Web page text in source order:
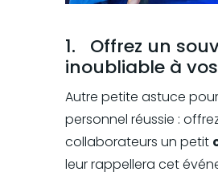
1. Offrez un
inoubliable à
Autre petite astuce
personnel réussie :
collaborateurs un petit
leur rappellera cet